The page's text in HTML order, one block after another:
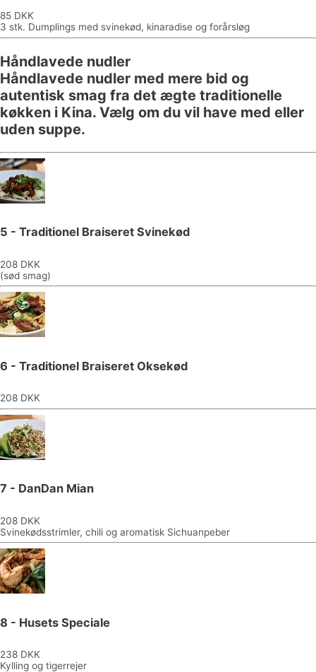
85 DKK
3 stk. Dumplings med svinekød, kinaradise og forårsløg
Håndlavede nudler
Håndlavede nudler med mere bid og
autentisk smag fra det ægte traditionelle
køkken i Kina. Vælg om du vil have med eller
uden suppe.
5 - Traditionel Braiseret Svinekød
208 DKK
(sød smag)
6 - Traditionel Braiseret Oksekød
208 DKK
7 - DanDan Mian
208 DKK
Svinekødsstrimler, chili og aromatisk Sichuanpeber
8 - Husets Speciale
238 DKK
Kylling og tigerrejer